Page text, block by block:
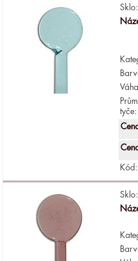
Sklo:
tyče:
Kód:
Sklo: